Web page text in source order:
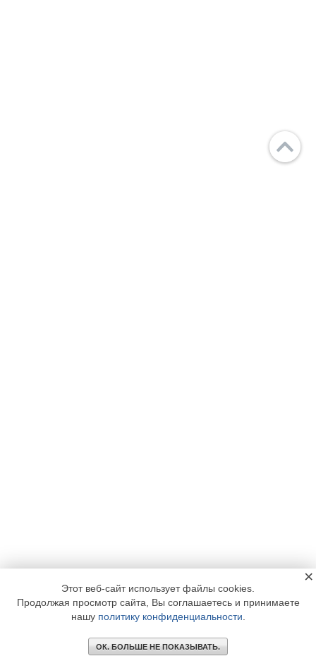
Этот веб-сайт использует файлы cookies.
Продолжая просмотр сайта, Вы соглашаетесь и принимаете
нашу политику конфиденциальности
ОК. БОЛЬШЕ НЕ ПОКАЗЫВАТЬ.
×